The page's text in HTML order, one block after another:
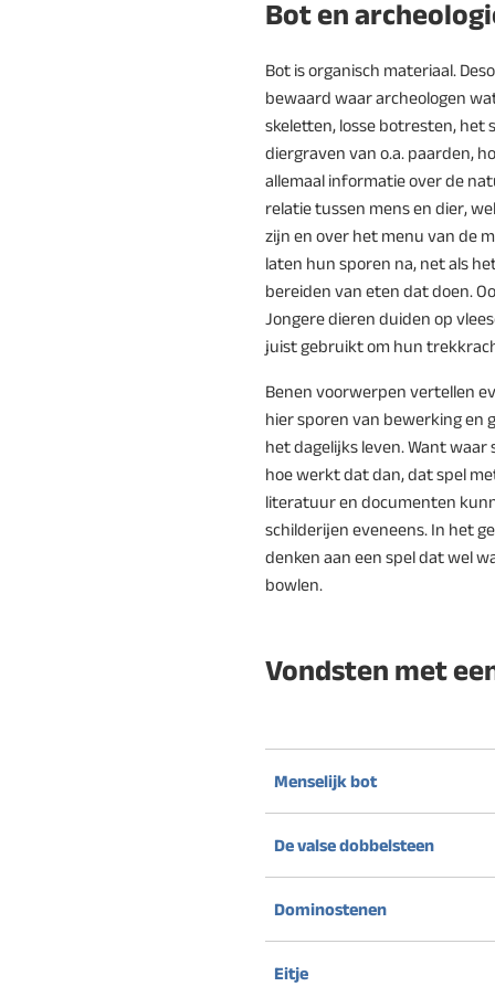
Bot en
Bot is organisch materiaal.
bewaard waar archeologen
skeletten, losse botresten, het
diergraven van o.a. paarden,
allemaal informatie over de
relatie tussen mens en dier,
zijn en over het menu van de
laten hun sporen na, net als
bereiden van eten dat doen.
Jongere dieren duiden op
juist gebruikt om hun
Benen voorwerpen vertellen
hier sporen van bewerking en
het dagelijks leven. Want waar
hoe werkt dat dan, dat spel
literatuur en documenten
schilderijen eveneens. In het
denken aan een spel dat wel
bowlen.
Vondsten met
Menselijk bot
De valse dobbelsteen
Dominostenen
Eitje